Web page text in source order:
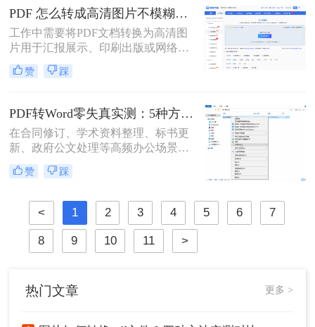
的“灵魂拷问”。
PDF 怎么转成高清图片不模糊？5种高清转换方法（2026实测指南）
工作中需要将PDF文档转换为高清图
片用于汇报展示、印刷出版或网络分
享，但转换后图片模糊不清、细节丢
失、放大后出现马赛克……这些"清
能导致重要信息无法识别。那么PDF
怎么转成高清图片不模糊呢？别再忍
受模糊图片！本文直击痛点，提供可
立即执行的高清转换方案，助您10分
钟内获得印刷级清晰度！
赞 踩
PDF转Word零失真实测：5种方法按图文复杂度的转换精度排名！
在合同修订、学术资料整理、标书更
新、政府公文处理等高频办公场景
中，将PDF精准转换为可编辑Word文
档是效率刚需，却也是“翻车”重灾
崩坏、扫描件变乱码……
赞 踩
< 1 2 3 4 5 6 7
8 9 10 11 >
热门文章 更多 >